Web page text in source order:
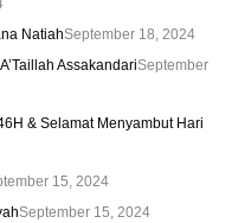
NatiahSeptember 18, 2024
AssakandariSeptember
& Selamat Menyambut Hari
15, 2024
September 15, 2024